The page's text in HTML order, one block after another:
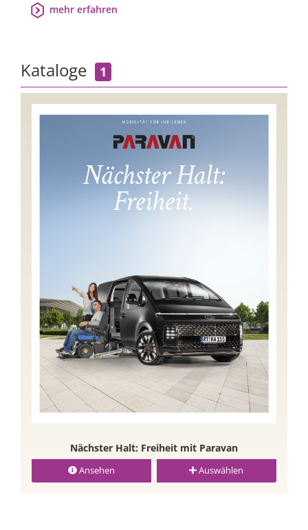
mehr erfahren
Kataloge 1
Nächster Halt: Freiheit mit Paravan
Ansehen Auswählen